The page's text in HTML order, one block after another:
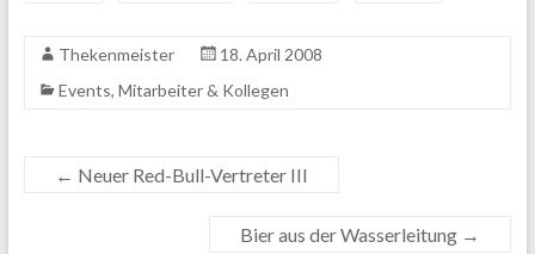
Thekenmeister
18. April 2008
Events, Mitarbeiter & Kollegen
← Neuer Red-Bull-Vertreter III
Bier aus der Wasserleitung →